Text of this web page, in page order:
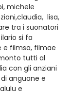
michele
lisa,
tra i suonatori
si fa
e filmsa, filmae
tutti al
con gli anziani
anguane e
e